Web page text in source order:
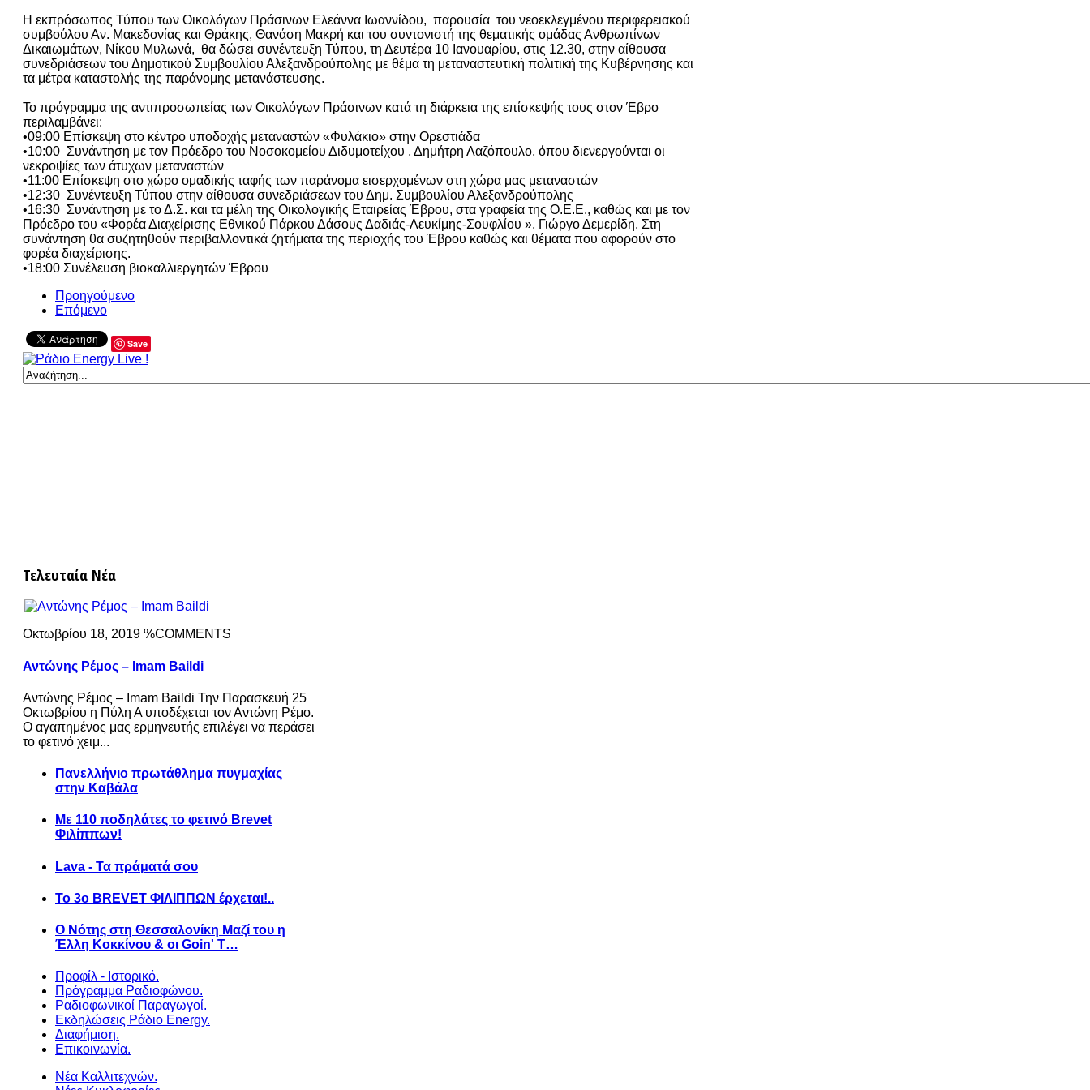
Η εκπρόσωπος Τύπου των Οικολόγων Πράσινων Ελεάννα Ιωαννίδου, παρουσία του νεοεκλεγμένου περιφερειακού
συμβούλου Αν. Μακεδονίας και Θράκης, Θανάση Μακρή και του συντονιστή της θεματικής ομάδας Ανθρωπίνων
Δικαιωμάτων, Νίκου Μυλωνά, θα δώσει συνέντευξη Τύπου, τη Δευτέρα 10 Ιανουαρίου, στις 12.30, στην αίθουσα
συνεδριάσεων του Δημοτικού Συμβουλίου Αλεξανδρούπολης με θέμα τη μεταναστευτική πολιτική της Κυβέρνησης και
τα μέτρα καταστολής της παράνομης μετανάστευσης.
Το πρόγραμμα της αντιπροσωπείας των Οικολόγων Πράσινων κατά τη διάρκεια της επίσκεψής τους στον Έβρο
περιλαμβάνει:
•09:00 Επίσκεψη στο κέντρο υποδοχής μεταναστών «Φυλάκιο» στην Ορεστιάδα
•10:00 Συνάντηση με τον Πρόεδρο του Νοσοκομείου Διδυμοτείχου , Δημήτρη Λαζόπουλο, όπου διενεργούνται οι
νεκροψίες των άτυχων μεταναστών
•11:00 Επίσκεψη στο χώρο ομαδικής ταφής των παράνομα εισερχομένων στη χώρα μας μεταναστών
•12:30 Συνέντευξη Τύπου στην αίθουσα συνεδριάσεων του Δημ. Συμβουλίου Αλεξανδρούπολης
•16:30 Συνάντηση με το Δ.Σ. και τα μέλη της Οικολογικής Εταιρείας Έβρου, στα γραφεία της Ο.Ε.Ε., καθώς και με τον
Πρόεδρο του «Φορέα Διαχείρισης Εθνικού Πάρκου Δάσους Δαδιάς-Λευκίμης-Σουφλίου », Γιώργο Δεμερίδη. Στη
συνάντηση θα συζητηθούν περιβαλλοντικά ζητήματα της περιοχής του Έβρου καθώς και θέματα που αφορούν στο
φορέα διαχείρισης.
•18:00 Συνέλευση βιοκαλλιεργητών Έβρου
Προηγούμενο
Επόμενο
Save
Τελευταία Νέα
Οκτωβρίου 18, 2019 %COMMENTS
Αντώνης Ρέμος – Imam Baildi
Αντώνης Ρέμος – Imam Baildi Την Παρασκευή 25
Οκτωβρίου η Πύλη Α υποδέχεται τον Αντώνη Ρέμο.
Ο αγαπημένος μας ερμηνευτής επιλέγει να περάσει
το φετινό χειμ...
Πανελλήνιο πρωτάθλημα πυγμαχίας
στην Καβάλα
Με 110 ποδηλάτες το φετινό Brevet
Φιλίππων!
Lava - Τα πράματά σου
Το 3ο BREVET ΦΙΛΙΠΠΩΝ έρχεται!..
Ο Νότης στη Θεσσαλονίκη Μαζί του η
Έλλη Κοκκίνου & οι Goin' T…
Προφίλ - Ιστορικό.
Πρόγραμμα Ραδιοφώνου.
Ραδιοφωνικοί Παραγωγοί.
Εκδηλώσεις Ράδιο Energy.
Διαφήμιση.
Επικοινωνία.
Νέα Καλλιτεχνών.